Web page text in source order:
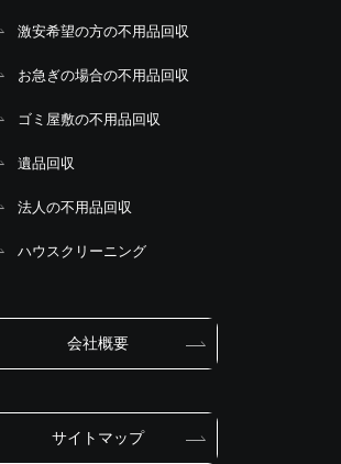
激安希望の方の不用品回収
お急ぎの場合の不用品回収
ゴミ屋敷の不用品回収
遺品回収
法人の不用品回収
ハウスクリーニング
会社概要
サイトマップ